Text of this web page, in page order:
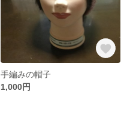
手編みの帽子
1,000円